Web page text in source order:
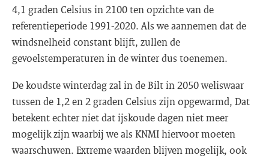
4,1 graden Celsius in 2100 ten opzichte van de
referentieperiode 1991-2020. Als we aannemen dat de
windsnelheid constant blijft, zullen de
gevoelstemperaturen in de winter dus toenemen.
De koudste winterdag zal in de Bilt in 2050 weliswaar
tussen de 1,2 en 2 graden Celsius zijn opgewarmd, Dat
betekent echter niet dat ijskoude dagen niet meer
mogelijk zijn waarbij we als KNMI hiervoor moeten
waarschuwen. Extreme waarden blijven mogelijk, ook